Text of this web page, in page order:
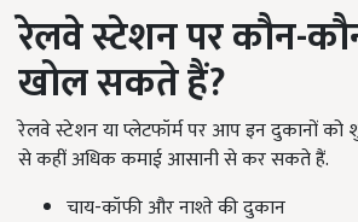
रेलवे स्टेशन पर कौन-
खोल सकते हैं?
रेलवे स्टेशन या प्लेटफॉर्म पर आप इन दुकानों को
से कहीं अधिक कमाई आसानी से कर सकते हैं.
चाय-कॉफी और नाश्ते की दुकान